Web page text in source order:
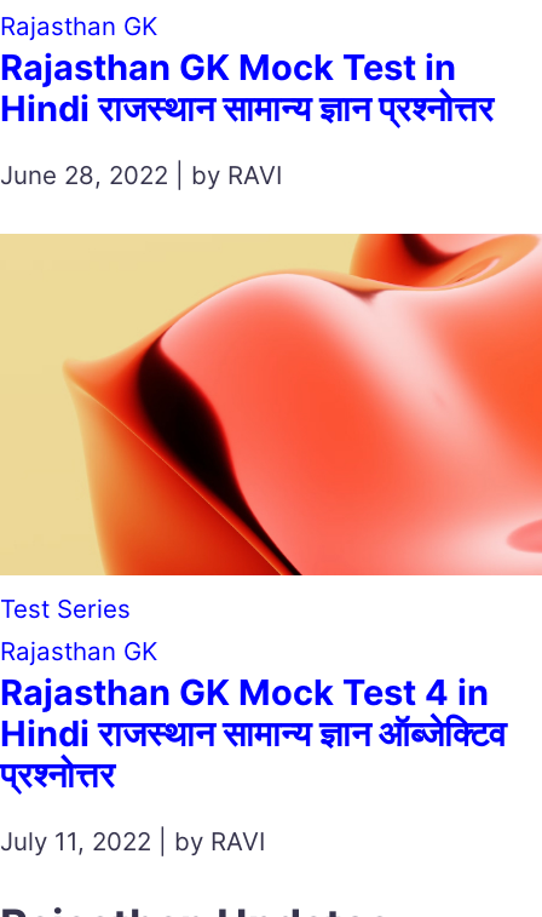
Rajasthan GK
Rajasthan GK Mock Test in
Hindi राजस्थान सामान्य ज्ञान प्रश्नोत्तर
June 28, 2022 | by RAVI
Test Series
Rajasthan GK
Rajasthan GK Mock Test 4 in
Hindi राजस्थान सामान्य ज्ञान ऑब्जेक्टिव
प्रश्नोत्तर
July 11, 2022 | by RAVI